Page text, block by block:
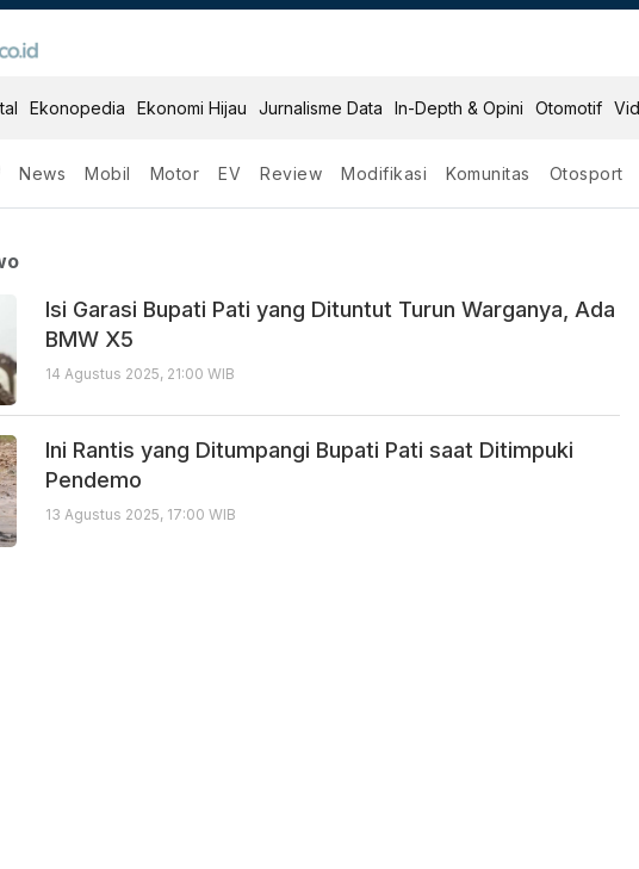
Ekonopedia Ekonomi Hijau Jurnalisme Data In-Depth & Opini Otomotif
News Mobil Motor EV Review Modifikasi Komunitas Otosport
Isi Garasi Bupati Pati yang Dituntut Turun Warganya, Ada
BMW X5
14 Agustus 2025, 21:00 WIB
Ini Rantis yang Ditumpangi Bupati Pati saat Ditimpuki
Pendemo
13 Agustus 2025, 17:00 WIB